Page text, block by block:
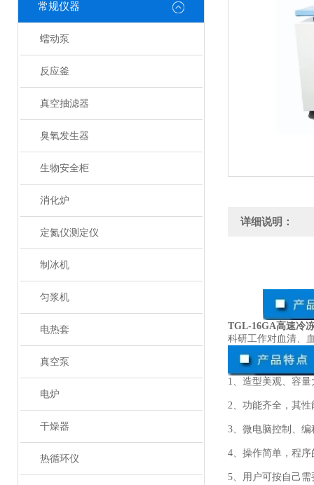
常规仪器
蠕动泵
反应釜
真空抽滤器
臭氧发生器
生物安全柜
消化炉
定氮仪测定仪
制冰机
匀浆机
电热套
真空泵
电炉
干燥器
热循环仪
详细说明：
TGL-16GA高速冷
科研工作对血清、
1、造型美观、容
2、功能齐全，其
3、微电脑控制、
4、操作简单，程
5、用户可按自己